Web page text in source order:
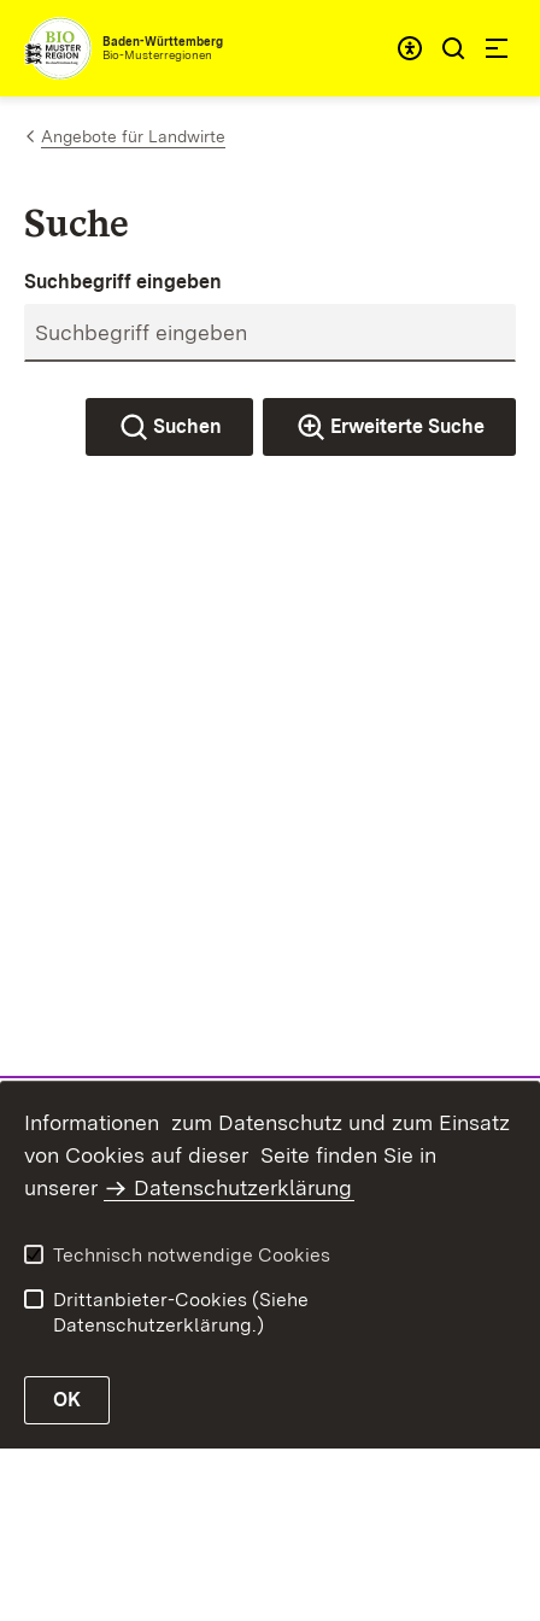
Zum Inhalt springen
Baden-Württemberg
Bio-Musterregionen
Angebote für Landwirte
Suche
Suchbegriff eingeben
Suchen Erweiterte Suche
Informationen zum Datenschutz und zum Einsatz
von Cookies auf dieser Seite finden Sie in
unserer
Datenschutzerklärung
Technisch notwendige Cookies
Drittanbieter-Cookies (Siehe
Datenschutzerklärung.)
OK